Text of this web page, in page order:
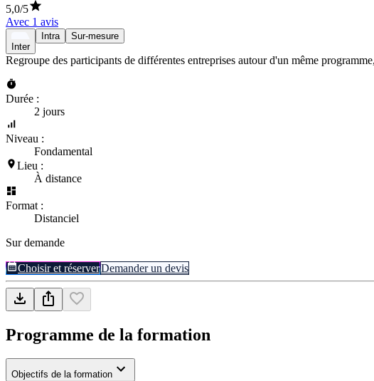
5,0/5
Avec 1 avis
Inter
Intra Sur-mesure
Regroupe des participants de différentes entreprises autour d'un même
Durée :
2 jours
Niveau :
Fondamental
Lieu :
À distance
Format :
Distanciel
Sur demande
Choisir et réserverDemander un devis
Programme de la formation
Objectifs de la formation